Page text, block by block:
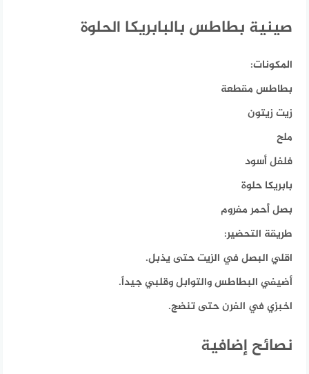
صينية بطاطس بالبابريكا الحلوة
المكونات:
بطاطس مقطعة
زيت زيتون
ملح
فلفل أسود
بابريكا حلوة
بصل أحمر مفروم
طريقة التحضير:
اقلي البصل في الزيت حتى يذبل.
أضيفي البطاطس والتوابل وقلبي جيداً.
اخبزي في الفرن حتى تنضج.
نصائح إضافية